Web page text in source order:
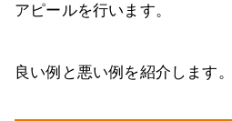
アピールを行います。
良い例と悪い例を紹介します。